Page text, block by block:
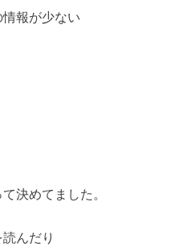
情報が少ない
決めてました。
んだり